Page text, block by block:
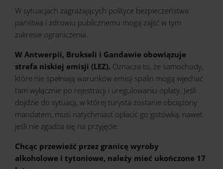
W sytuacjach zagrażających polityce bezpieczeństwa
państwa i zdrowiu publicznemu mogą zajść w tym
zakresie ograniczenia.
W Antwerpii, Brukseli i Gandawie obowiązuje
strefa niskiej emisji (LEZ). Oznacza to, że samochody,
które nie spełniają warunków emisji spalin mogą wjechać
tam wyłącznie po rejestracji i uregulowaniu opłaty. Jeśli
dojdzie do sytuacji, w której turysta zostanie obciążony
mandatem, musi natychmiast opłacić go gotówką, nawet
jeśli nie zgadza się na przyjęcie.
Chcąc przewieźć przez granicę wyroby
alkoholowe i tytoniowe, należy mieć ukończone 17